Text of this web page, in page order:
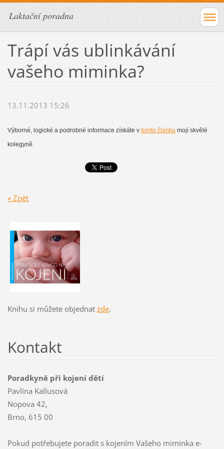
Laktační poradna
Trápí vás ublinkávání
vašeho miminka?
13.11.2013 15:26
Výborné, logické a podrobné informace získáte v tomto článku mojí skvělé
kolegyně.
« Zpět
Knihu si můžete objednat zde.
Kontakt
Poradkyně při kojení dětí
Pavlína Kallusová
Nopova 42,
Brno, 615 00
Pokud potřebujete poradit s kojením Vašeho miminka e-